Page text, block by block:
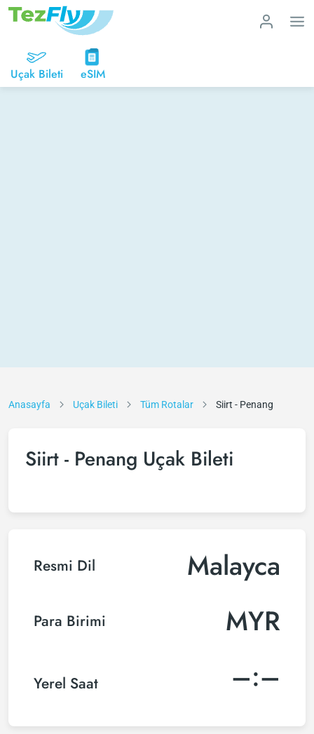
Uçak Bileti eSIM
Anasayfa Uçak Bileti Tüm Rotalar Siirt - Penang
Siirt - Penang Uçak Bileti
Resmi Dil Malayca
Para Birimi MYR
Yerel Saat –:–